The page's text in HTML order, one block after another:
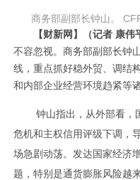
商务部副部长钟山。
【财新网】（记者 康伟
不容忽视。商务部副部长钟
线，重点抓好稳外贸、调结
和内部企业经营环境趋紧等
钟山指出，从外部看，国
危机和主权信用评级下调，
场急剧动荡。发达国家经济
题，特别是通货膨胀风险越来